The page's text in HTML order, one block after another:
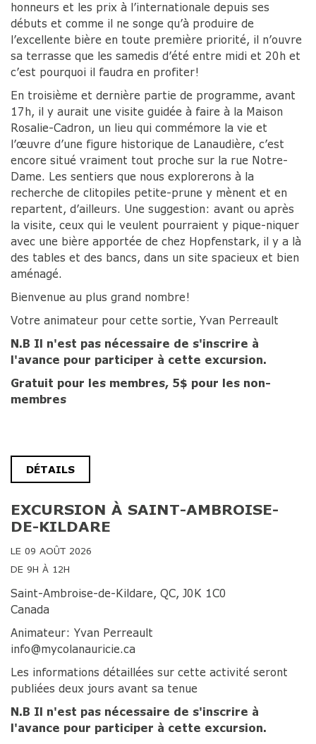
honneurs et les prix à l’internationale depuis ses
débuts et comme il ne songe qu’à produire de
l’excellente bière en toute première priorité, il n’ouvre
sa terrasse que les samedis d’été entre midi et 20h et
c’est pourquoi il faudra en profiter!
En troisième et dernière partie de programme, avant
17h, il y aurait une visite guidée à faire à la Maison
Rosalie-Cadron, un lieu qui commémore la vie et
l’œuvre d’une figure historique de Lanaudière, c’est
encore situé vraiment tout proche sur la rue Notre-
Dame. Les sentiers que nous explorerons à la
recherche de clitopiles petite-prune y mènent et en
repartent, d’ailleurs. Une suggestion: avant ou après
la visite, ceux qui le veulent pourraient y pique-niquer
avec une bière apportée de chez Hopfenstark, il y a là
des tables et des bancs, dans un site spacieux et bien
aménagé.
Bienvenue au plus grand nombre!
Votre animateur pour cette sortie, Yvan Perreault
N.B Il n'est pas nécessaire de s'inscrire à
l'avance pour participer à cette excursion.
Gratuit pour les membres, 5$ pour les non-
membres
DÉTAILS
EXCURSION À SAINT-AMBROISE-
DE-KILDARE
LE 09 AOÛT 2026
DE 9H À 12H
Saint-Ambroise-de-Kildare, QC, J0K 1C0
Canada
Animateur: Yvan Perreault
info@mycolanauricie.ca
Les informations détaillées sur cette activité seront
publiées deux jours avant sa tenue
N.B Il n'est pas nécessaire de s'inscrire à
l'avance pour participer à cette excursion.